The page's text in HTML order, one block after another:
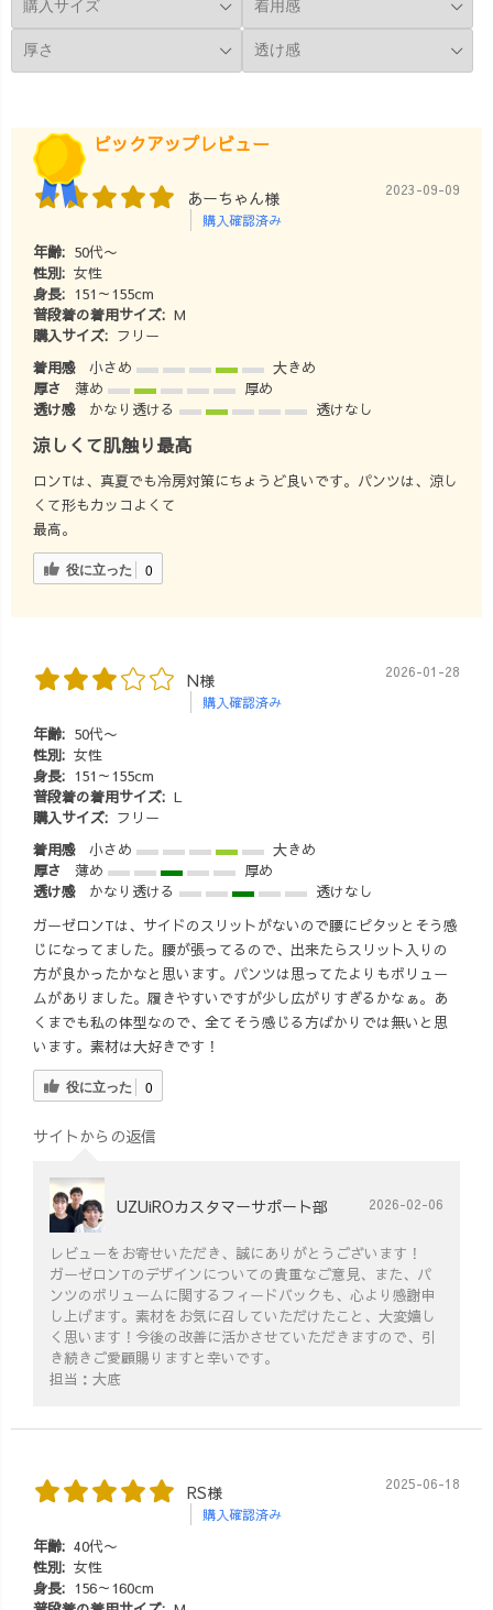
ピックアップレビュー
あーちゃん様
購入確認済み
2023-09-09
年齢: 50代〜
性別: 女性
身長: 151～155cm
普段着の着用サイズ: M
購入サイズ: フリー
着用感
小さめ
大きめ
厚さ
薄め
厚め
透け感
かなり透ける 透けなし
涼しくて肌触り最高
ロンTは、真夏でも冷房対策にちょうど良いです。パンツは、涼し
くて形もカッコよくて
最高。
役に立った
0
N様
購入確認済み
2026-01-28
年齢: 50代〜
性別: 女性
身長: 151～155cm
普段着の着用サイズ: L
購入サイズ: フリー
着用感
小さめ
大きめ
厚さ
薄め
厚め
透け感
かなり透ける
透けなし
ガーゼロンTは、サイドのスリットがないので腰にピタッとそう感
じになってました。腰が張ってるので、出来たらスリット入りの
方が良かったかなと思います。パンツは思ってたよりもボリュー
ムがありました。履きやすいですが少し広がりすぎるかなぁ。あ
くまでも私の体型なので、全てそう感じる方ばかりでは無いと思
います。素材は大好きです！
役に立った
0
サイトからの返信
UZUiROカスタマーサポート部 2026-02-06
レビューをお寄せいただき、誠にありがとうございます！
ガーゼロンTのデザインについての貴重なご意見、また、パ
ンツのボリュームに関するフィードバックも、心より感謝申
し上げます。素材をお気に召していただけたこと、大変嬉し
く思います！今後の改善に活かさせていただきますので、引
き続きご愛顧賜りますと幸いです。
担当：大底
RS様
購入確認済み
2025-06-18
年齢: 40代〜
性別: 女性
身長: 156～160cm